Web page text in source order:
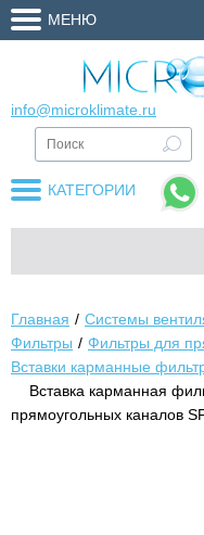
МЕНЮ
info@microklimate.ru
КАТЕГОРИИ
Главная Системы
Фильтры
Фильтры для
Вставки карманные
Вставка карманная
прямоугольных каналов